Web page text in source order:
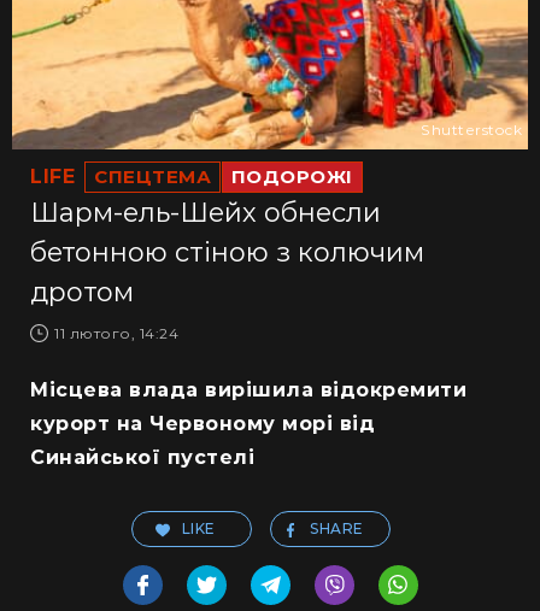
LIFE СПЕЦТЕМА ПОДОРОЖІ
Шарм-ель-Шейх обнесли
бетонною стіною з колючим
дротом
11 лютого, 14:24
Shutterstock
Місцева влада вирішила відокремити
курорт на Червоному морі від
Синайської пустелі
LIKE SHARE